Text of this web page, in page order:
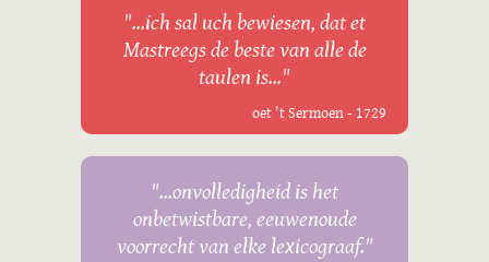
"...ich sal uch bewiesen, dat et
Mastreegs de beste van alle de
taulen is..."
oet 't Sermoen - 1729
"...onvolledigheid is het
onbetwistbare, eeuwenoude
voorrecht van elke lexicograaf."